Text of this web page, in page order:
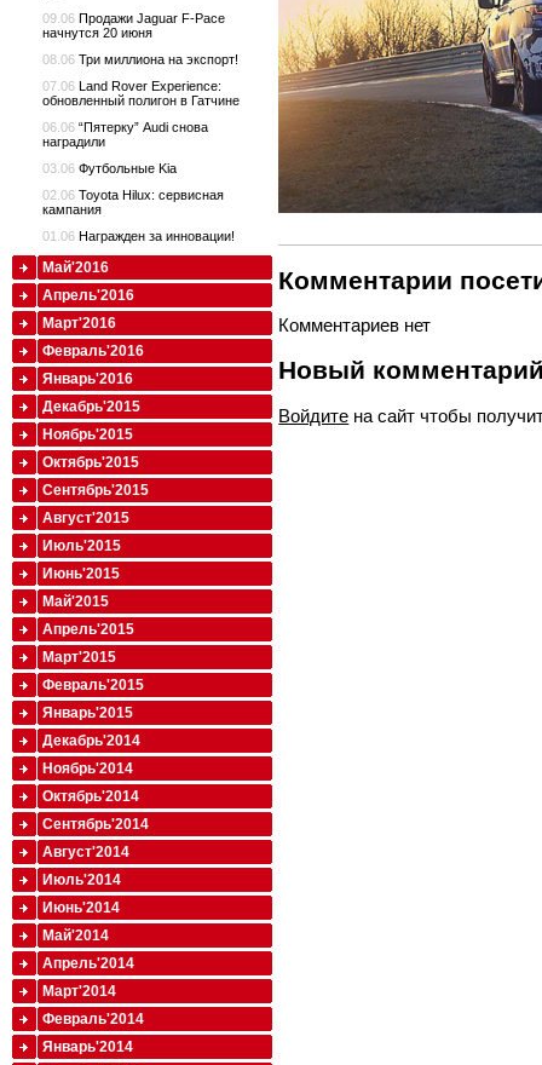
Комментарии
Комментариев нет
Новый
Войдите на сайт чтобы
09.06 Продажи Jaguar F-Pace
начнутся 20 июня
08.06 Три миллиона на экспорт!
07.06 Land Rover Experience:
обновленный полигон в Гатчине
06.06 “Пятерку” Audi снова
наградили
03.06 Футбольные Kia
02.06 Toyota Hilux: сервисная
кампания
01.06 Награжден за инновации!
Май'2016
Апрель'2016
Март'2016
Февраль'2016
Январь'2016
Декабрь'2015
Ноябрь'2015
Октябрь'2015
Сентябрь'2015
Август'2015
Июль'2015
Июнь'2015
Май'2015
Апрель'2015
Март'2015
Февраль'2015
Январь'2015
Декабрь'2014
Ноябрь'2014
Октябрь'2014
Сентябрь'2014
Август'2014
Июль'2014
Июнь'2014
Май'2014
Апрель'2014
Март'2014
Февраль'2014
Январь'2014